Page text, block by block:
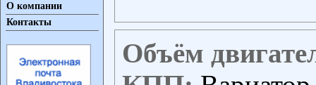
О компании
Контакты
Объём